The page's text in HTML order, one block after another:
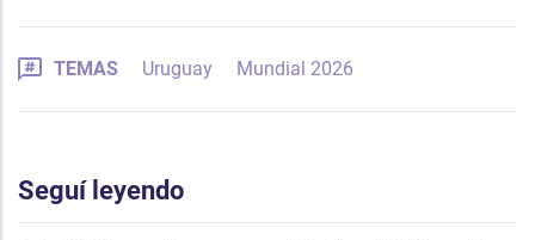
TEMAS Uruguay Mundial 2026
Seguí leyendo